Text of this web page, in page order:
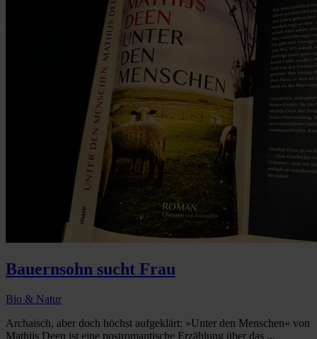
Bauernsohn sucht Frau
Bio & Natur
Archaisch, aber doch höchst aufgeklärt: »Unter den Menschen« von
Mathijs Deen ist eine postromantische Erzählung über das ...